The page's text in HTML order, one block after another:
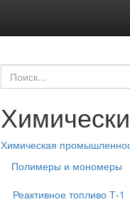
Химическая
Полимеры и мономеры
Реактивное топливо Т-1